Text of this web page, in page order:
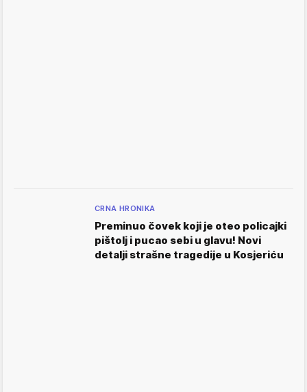
CRNA HRONIKA
Preminuo čovek koji je oteo policajki
pištolj i pucao sebi u glavu! Novi
detalji strašne tragedije u Kosjeriću